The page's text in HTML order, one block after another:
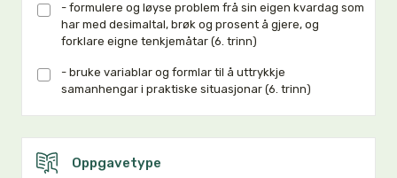
- formulere og løyse problem frå sin eigen kvardag som
har med desimaltal, brøk og prosent å gjere, og
forklare eigne tenkjemåtar (6. trinn)
- bruke variablar og formlar til å uttrykkje
samanhengar i praktiske situasjonar (6. trinn)
Oppgavetype